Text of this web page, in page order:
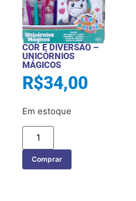
COR E DIVERSÃO –
UNICÓRNIOS
MÁGICOS
R$34,00
Em estoque
Comprar